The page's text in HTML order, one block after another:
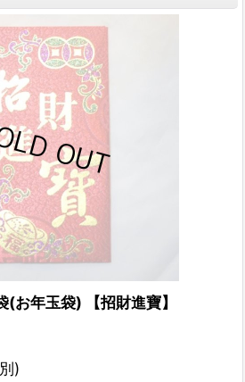
お年玉袋) 【招財進寶】
)